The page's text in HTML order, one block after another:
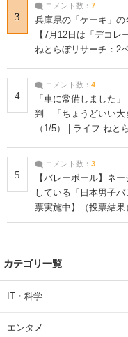
3
コメント数： 7
兵庫県の「ケーキ」
【7月12日は「デコ
ねとらぼリサーチ：2
4
コメント数： 4
「車に常備しました
判 「ちょうどいい大
（1/5） | ライフ ねと
5
コメント数： 3
【バレーボール】ネ
している「日本男子
票実施中】（投票結
カテゴリ一覧
IT・科学
エンタメ